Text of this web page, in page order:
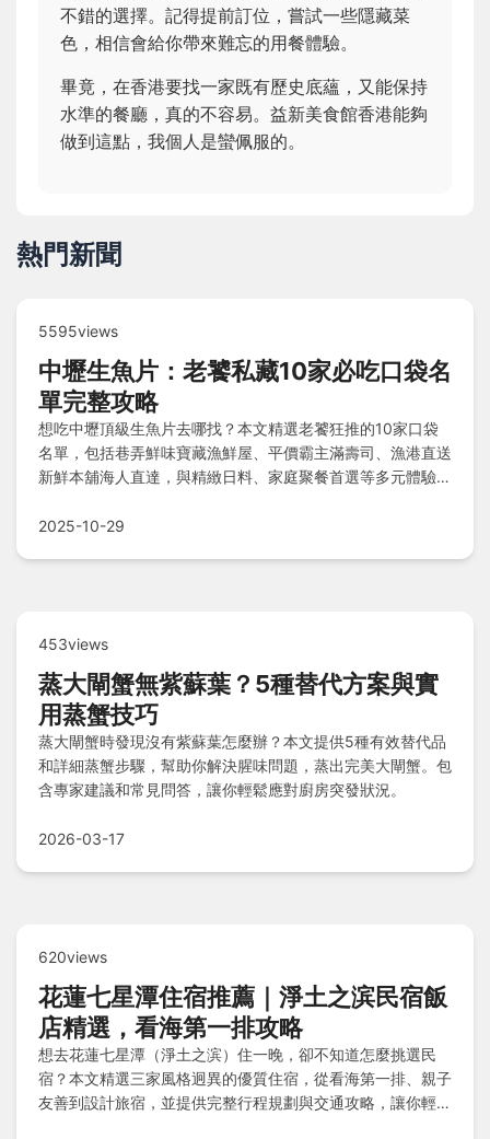
不錯的選擇。記得提前訂位，嘗試一些隱藏菜
色，相信會給你帶來難忘的用餐體驗。
畢竟，在香港要找一家既有歷史底蘊，又能保持
水準的餐廳，真的不容易。益新美食館香港能夠
做到這點，我個人是蠻佩服的。
熱門新聞
5595views
中壢生魚片：老饕私藏10家必吃口袋名
單完整攻略
想吃中壢頂級生魚片去哪找？本文精選老饕狂推的10家口袋
名單，包括巷弄鮮味寶藏漁鮮屋、平價霸主滿壽司、漁港直送
新鮮本舖海人直達，與精緻日料、家庭聚餐首選等多元體驗，
中壢生魚片美味世界！
2025-10-29
453views
蒸大閘蟹無紫蘇葉？5種替代方案與實
用蒸蟹技巧
蒸大閘蟹時發現沒有紫蘇葉怎麼辦？本文提供5種有效替代品
和詳細蒸蟹步驟，幫助你解決腥味問題，蒸出完美大閘蟹。包
含專家建議和常見問答，讓你輕鬆應對廚房突發狀況。
2026-03-17
620views
花蓮七星潭住宿推薦｜淨土之滨民宿飯
店精選，看海第一排攻略
想去花蓮七星潭（淨土之滨）住一晚，卻不知道怎麼挑選民
宿？本文精選三家風格迥異的優質住宿，從看海第一排、親子
友善到設計旅宿，並提供完整行程規劃與交通攻略，讓你輕鬆